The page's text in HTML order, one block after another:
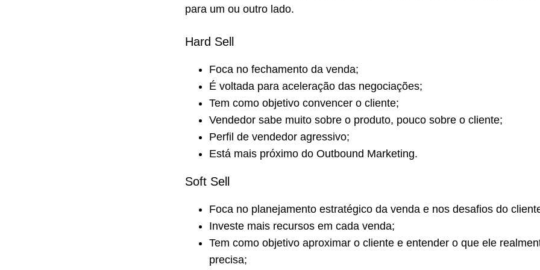
para um ou outro lado.
Hard Sell
Foca no fechamento da venda;
É voltada para aceleração das negociações;
Tem como objetivo convencer o cliente;
Vendedor sabe muito sobre o produto, pouco sobre o cliente;
Perfil de vendedor agressivo;
Está mais próximo do Outbound Marketing.
Soft Sell
Foca no planejamento estratégico da venda e nos desafios do
Investe mais recursos em cada venda;
Tem como objetivo aproximar o cliente e entender o que ele
precisa;